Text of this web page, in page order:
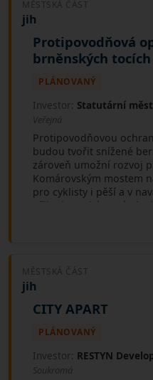
MĚSTSKÁ ČÁST
jih
Protipovodňová
brněnských
PLÁNOVANÝ
Investor: Statutární
Veřejná
Protipovodňovou
budou tvořit snížené
zároveň umožní rozvoj
Komárovským mostem
pro cyklisty i pěší a v
přibydou také nové
MĚSTSKÁ ČÁST
jih
CITY APART
PLÁNOVANÝ
Investor: RESTYN
Soukromá